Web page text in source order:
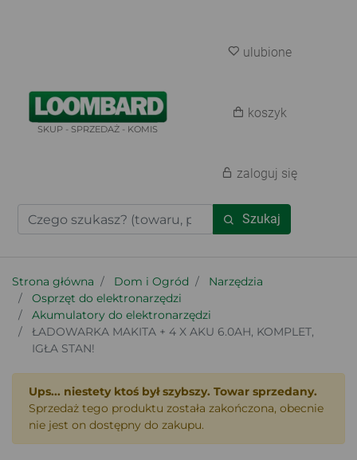
SKUP - SPRZEDAŻ - KOMIS
Szukaj
ulubione
koszyk
zaloguj się
Strona główna Dom i Ogród
Narzędzia
Osprzęt do elektronarzędzi
Akumulatory do elektronarzędzi
ŁADOWARKA MAKITA + 4 X AKU 6.0AH, KOMPLET,
IGŁA STAN!
Ups... niestety ktoś był szybszy. Towar sprzedany.
Sprzedaż tego produktu została zakończona, obecnie
nie jest on dostępny do zakupu.